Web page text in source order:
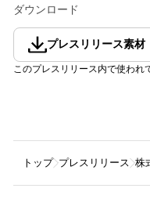
ダウンロード
プレスリリース素材
このプレスリリース内で使われ
トップ プレスリリース 株